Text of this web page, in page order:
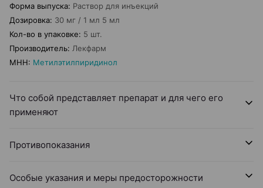
Форма выпуска: Раствор для инъекций
Дозировка: 30 мг / 1 мл 5 мл
Кол-во в упаковке: 5 шт.
Производитель: Лекфарм
МНН: Метилэтилпиридинол
Что собой представляет препарат и для чего его
применяют
Противопоказания
Особые указания и меры предосторожности